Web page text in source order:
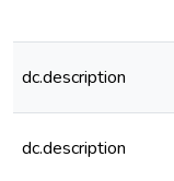
dc.description
dc.description